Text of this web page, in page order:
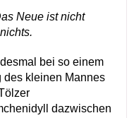
Neue ist nicht
.
bei so einem
des kleinen Mannes
dazwischen